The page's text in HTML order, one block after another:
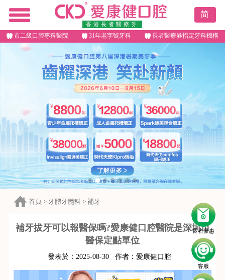
香港長者醫療券
简
市二級口腔專科醫院 31年老字號牙科 長者醫療券指定牙科機構
長者優惠
客服
首頁 > 牙體牙髓科 > 補牙
補牙拔牙可以報醫保嗎?愛康健口腔醫院是深圳市
醫保定點單位
發表於： 2025-08-30 作者： 愛康健口腔